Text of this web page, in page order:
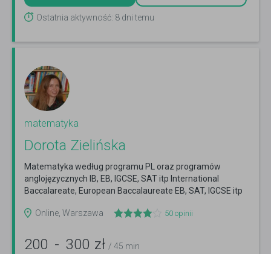
Ostatnia aktywność: 8 dni temu
matematyka
Dorota Zielińska
Matematyka według programu PL oraz programów
anglojęzycznych IB, EB, IGCSE, SAT itp International
Baccalareate, European Baccalaureate EB, SAT, IGCSE itp
Online, Warszawa
50 opinii
200 - 300 zł / 45 min